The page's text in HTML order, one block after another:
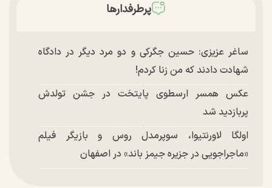
پرطرفدارها
ساغر عزیزی: حسین جگرکی و دو مرد دیگر در دادگاه
شهادت دادند که من زنا کردم!
عکس همسر ارسطوی پایتخت در جشن تولدش
پربازدید شد
اولگا لاورنتیوا، سوپرمدل روس و بازیگر فیلم
«ماجراجویی در جزیره جیمز باند» در اصفهان